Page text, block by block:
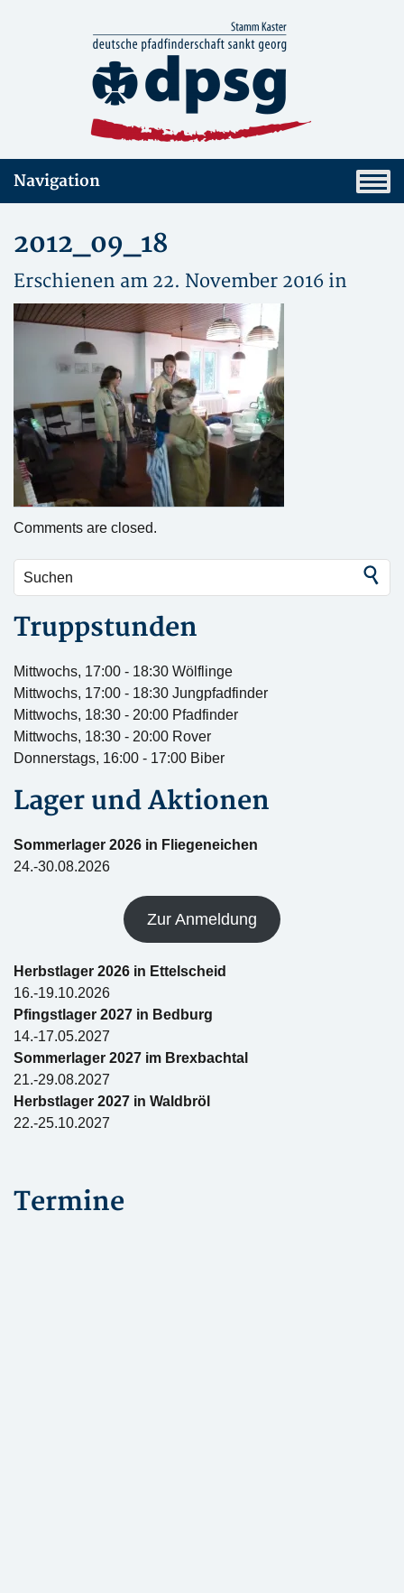
Navigation
2012_09_18
Erschienen am 22. November 2016 in
Comments are closed.
Truppstunden
Mittwochs, 17:00 - 18:30 Wölflinge
Mittwochs, 17:00 - 18:30 Jungpfadfinder
Mittwochs, 18:30 - 20:00 Pfadfinder
Mittwochs, 18:30 - 20:00 Rover
Donnerstags, 16:00 - 17:00 Biber
Lager und Aktionen
Sommerlager 2026 in Fliegeneichen
24.-30.08.2026
Zur Anmeldung
Herbstlager 2026 in Ettelscheid
16.-19.10.2026
Pfingstlager 2027 in Bedburg
14.-17.05.2027
Sommerlager 2027 im Brexbachtal
21.-29.08.2027
Herbstlager 2027 in Waldbröl
22.-25.10.2027
Termine